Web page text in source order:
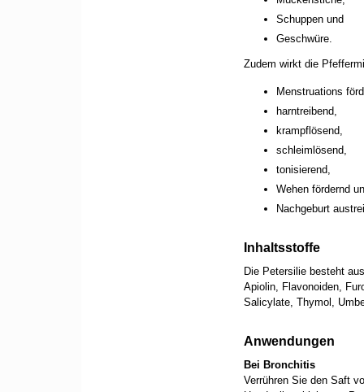
Schuppen und
Geschwüre.
Zudem wirkt die
Menstruations
harntreibend,
krampflösend,
schleimlösend,
tonisierend,
Wehen fördernd
Nachgeburt
Inhaltsstoffe
Die Petersilie besteht
Apiolin, Flavonoiden,
Salicylate, Thymol,
Anwendungen
Bei Bronchitis
Verrühren Sie den Saft